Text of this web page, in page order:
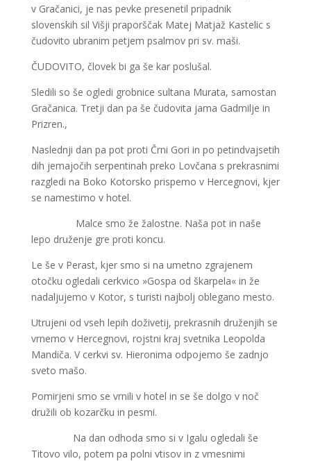
v Gračanici, je nas pevke presenetil pripadnik
slovenskih sil Višji praporščak Matej Matjaž Kastelic s
čudovito ubranim petjem psalmov pri sv. maši.
ČUDOVITO, človek bi ga še kar poslušal.
Sledili so še ogledi grobnice sultana Murata, samostan
Gračanica. Tretji dan pa še čudovita jama Gadmilje in
Prizren.,
Naslednji dan pa pot proti Črni Gori in po petindvajsetih
dih jemajočih serpentinah preko Lovčana s prekrasnimi
razgledi na Boko Kotorsko prispemo v Hercegnovi, kjer
se namestimo v hotel.
Malce smo že žalostne. Naša pot in naše
lepo druženje gre proti koncu.
Le še v Perast, kjer smo si na umetno zgrajenem
otočku ogledali cerkvico »Gospa od škarpela« in že
nadaljujemo v Kotor, s turisti najbolj oblegano mesto.
Utrujeni od vseh lepih doživetij, prekrasnih druženjih se
vrnemo v Hercegnovi, rojstni kraj svetnika Leopolda
Mandiča. V cerkvi sv. Hieronima odpojemo še zadnjo
sveto mašo.
Pomirjeni smo se vrnili v hotel in se še dolgo v noč
družili ob kozarčku in pesmi.
Na dan odhoda smo si v Igalu ogledali še
Titovo vilo, potem pa polni vtisov in z vmesnimi